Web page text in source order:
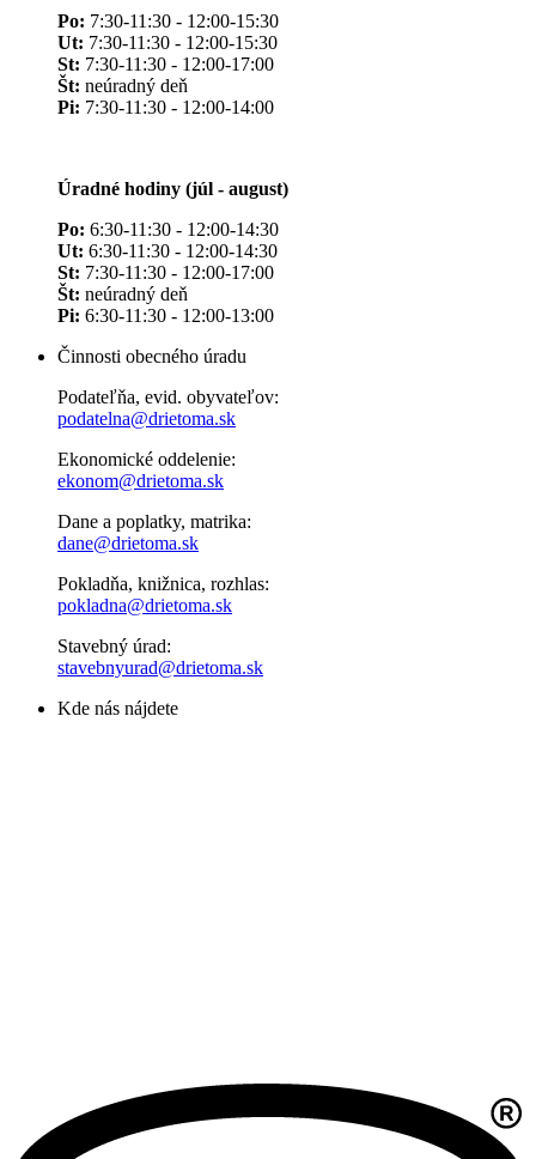
Po: 7:30-11:30 - 12:00-15:30
Ut: 7:30-11:30 - 12:00-15:30
St: 7:30-11:30 - 12:00-17:00
Št: neúradný deň
Pi: 7:30-11:30 - 12:00-14:00
Úradné hodiny (júl - august)
Po: 6:30-11:30 - 12:00-14:30
Ut: 6:30-11:30 - 12:00-14:30
St: 7:30-11:30 - 12:00-17:00
Št: neúradný deň
Pi: 6:30-11:30 - 12:00-13:00
Činnosti obecného úradu
Podateľňa, evid. obyvateľov:
podatelna@drietoma.sk
Ekonomické oddelenie:
ekonom@drietoma.sk
Dane a poplatky, matrika:
dane@drietoma.sk
Pokladňa, knižnica, rozhlas:
pokladna@drietoma.sk
Stavebný úrad:
stavebnyurad@drietoma.sk
Kde nás nájdete